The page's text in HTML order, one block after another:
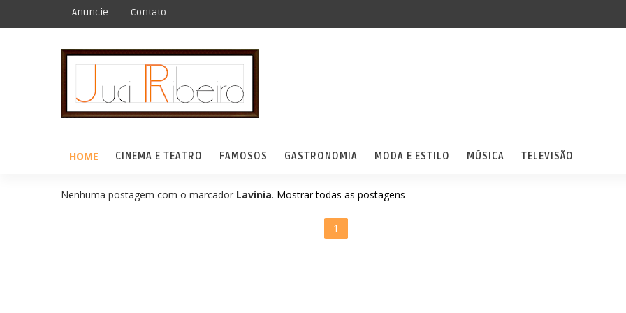
Anuncie Contato
HOME CINEMA E TEATRO FAMOSOS GASTRONOMIA MODA E ESTILO MÚSICA TELEVISÃO
Nenhuma postagem com o marcador Lavínia. Mostrar todas as postagens
1